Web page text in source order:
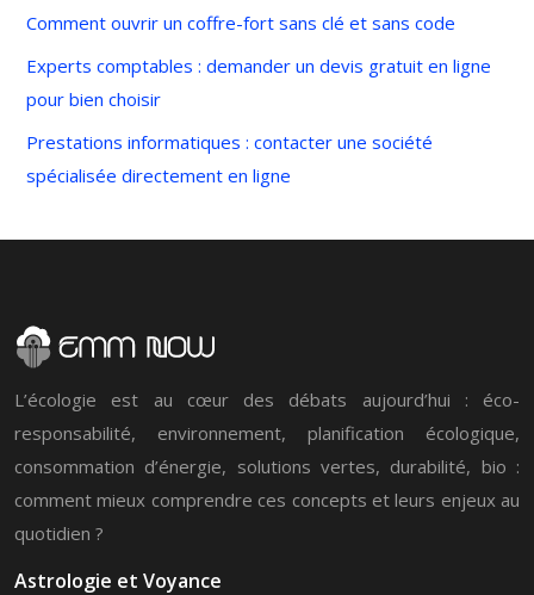
Comment ouvrir un coffre-fort sans clé et sans code
Experts comptables : demander un devis gratuit en ligne
pour bien choisir
Prestations informatiques : contacter une société
spécialisée directement en ligne
L’écologie est au cœur des débats aujourd’hui : éco-
responsabilité, environnement, planification écologique,
consommation d’énergie, solutions vertes, durabilité, bio :
comment mieux comprendre ces concepts et leurs enjeux au
quotidien ?
Astrologie et Voyance